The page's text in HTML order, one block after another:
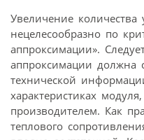
Увеличение
нецелесообразно по
аппроксимации».
аппроксимации должна
технической
характеристиках
производителем. Как
теплового